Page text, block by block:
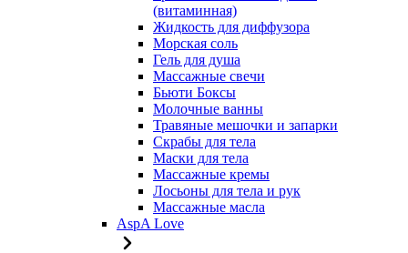
(витаминная)
Жидкость для диффузора
Морская соль
Гель для душа
Массажные свечи
Бьюти Боксы
Молочные ванны
Травяные мешочки и запарки
Скрабы для тела
Маски для тела
Массажные кремы
Лосьоны для тела и рук
Массажные масла
AspA Love